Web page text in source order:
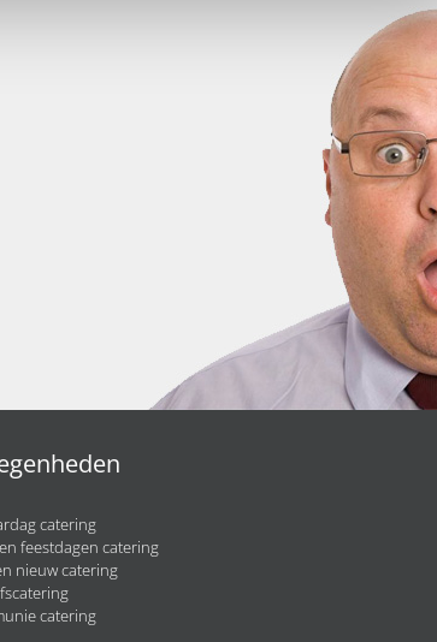
catering
feestdagen catering
nieuw catering
catering